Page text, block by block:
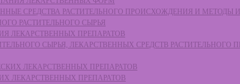
СРЕДСТВА РАСТИТЕЛЬНОГО ПРОИСХОЖДЕНИЯ И МЕТОДЫ
РАСТИТЕЛЬНОГО СЫРЬЯ
ЛЕКАРСТВЕННЫХ ПРЕПАРАТОВ
СЫРЬЯ, ЛЕКАРСТВЕННЫХ СРЕДСТВ РАСТИТЕЛЬНОГО
ЛЕКАРСТВЕННЫХ ПРЕПАРАТОВ
ЛЕКАРСТВЕННЫХ ПРЕПАРАТОВ